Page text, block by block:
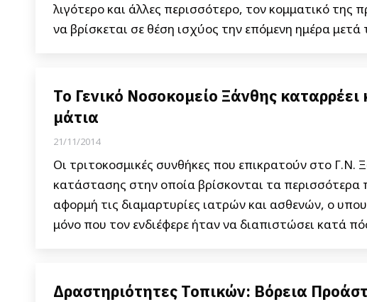
λιγότερο και άλλες περισσότερο, τον κομματικό
να βρίσκεται σε θέση ισχύος την επόμενη ημέρα μετά
Το Γενικό Νοσοκομείο Ξάνθης
μάτια
21/11/2014
Οι τριτοκοσμικές συνθήκες που επικρατούν στο Γ.Ν.
κατάστασης στην οποία βρίσκονται τα
αφορμή τις διαμαρτυρίες ιατρών και ασθενών, ο
μόνο που τον ενδιέφερε ήταν να διαπιστώσει κατά
Δραστηριότητες Τοπικών: Βόρεια